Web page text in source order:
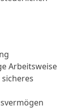
Arbeitsweise